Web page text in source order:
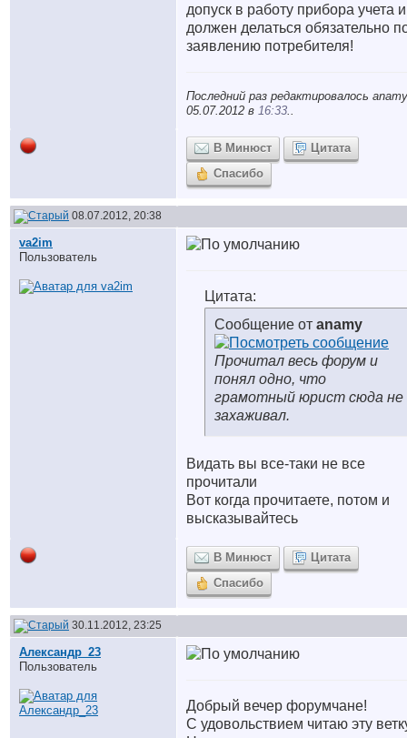
допуск в работу прибора учета
должен делаться обязательно
заявлению потребителя!
Последний раз редактировалось
05.07.2012 в 16:33..
В Минюст
Цитата
Спасибо
08.07.2012, 20:38
va2im
Пользователь
Цитата:
Сообщение от anamy
Прочитал весь форум и
понял одно, что
грамотный юрист сюда не
захаживал.
Видать вы все-таки не все
прочитали
Вот когда прочитаете, потом и
высказывайтесь
В Минюст
Цитата
Спасибо
30.11.2012, 23:25
Александр_23
Пользователь
Добрый вечер форумчане!
С удовольствием читаю эту